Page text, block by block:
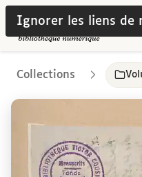
Ignorer les liens de
Collections